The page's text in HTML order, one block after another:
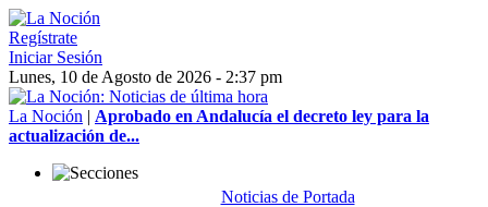
Regístrate
Iniciar Sesión
Lunes, 10 de Agosto de 2026 - 2:37 pm
La Noción | Aprobado en Andalucía el decreto ley para la
actualización de...
Noticias de Portada